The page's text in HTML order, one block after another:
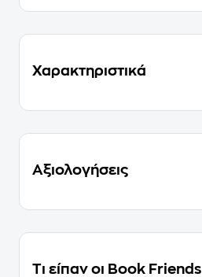
Χαρακτηριστικά
Αξιολογήσεις
Τι είπαν οι Book Friends